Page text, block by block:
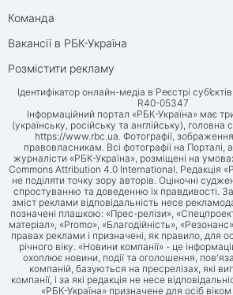
Команда
Вакансії в РБК-Україна
Розмістити рекламу
Ідентифікатор онлайн-медіа в Реєстрі
R40-05347
Інформаційний портал «РБК-Україна» має
(українську, російську та англійську), головна
https://www.rbc.ua. Фотографії,
правовласникам. Всі фотографії на Порталі,
журналісти «РБК-Україна», розміщені на
Commons Attribution 4.0 International. Редакція
не поділяти точку зору авторів. Оціночні
спростуванню та доведенню їх правдивості. За
зміст реклами відповідальність несе
позначені плашкою: «Прес-релізи»,
матеріал», «Promo», «Благодійність»,
правах реклами і призначені, як правило, для
річного віку. «Новини компанії» - це
охоплює новини, події та оголошення,
компаній, базуються на пресрелізах, які
компанії, і за які редакція не несе
«РБК-Україна» призначене для осіб віком